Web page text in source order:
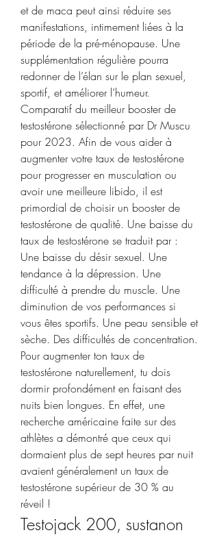
et de maca peut ainsi réduire ses
manifestations, intimement liées à la
période de la pré-ménopause. Une
supplémentation régulière pourra
redonner de l’élan sur le plan sexuel,
sportif, et améliorer l’humeur.
Comparatif du meilleur booster de
testostérone sélectionné par Dr Muscu
pour 2023. Afin de vous aider à
augmenter votre taux de testostérone
pour progresser en musculation ou
avoir une meilleure libido, il est
primordial de choisir un booster de
testostérone de qualité. Une baisse du
taux de testostérone se traduit par :
Une baisse du désir sexuel. Une
tendance à la dépression. Une
difficulté à prendre du muscle. Une
diminution de vos performances si
vous êtes sportifs. Une peau sensible et
sèche. Des difficultés de concentration.
Pour augmenter ton taux de
testostérone naturellement, tu dois
dormir profondément en faisant des
nuits bien longues. En effet, une
recherche américaine faite sur des
athlètes a démontré que ceux qui
dormaient plus de sept heures par nuit
avaient généralement un taux de
testostérone supérieur de 30 % au
réveil !
Testojack 200, sustanon